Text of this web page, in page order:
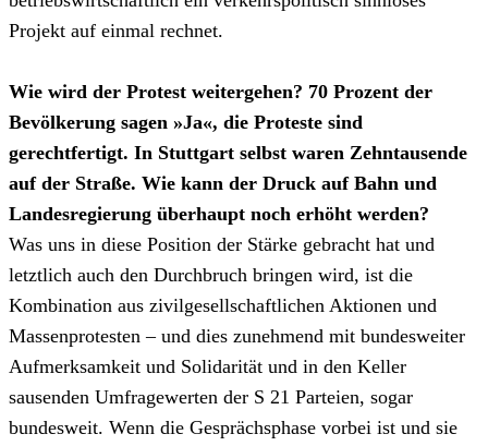
Projekt auf einmal rechnet.
Wie wird der Protest weitergehen? 70 Prozent der
Bevölkerung sagen »Ja«, die Proteste sind
gerechtfertigt. In Stuttgart selbst waren Zehntausende
auf der Straße. Wie kann der Druck auf Bahn und
Landesregierung überhaupt noch erhöht werden?
Was uns in diese Position der Stärke gebracht hat und
letztlich auch den Durchbruch bringen wird, ist die
Kombination aus zivilgesellschaftlichen Aktionen und
Massenprotesten – und dies zunehmend mit bundesweiter
Aufmerksamkeit und Solidarität und in den Keller
sausenden Umfragewerten der S 21 Parteien, sogar
bundesweit. Wenn die Gesprächsphase vorbei ist und sie